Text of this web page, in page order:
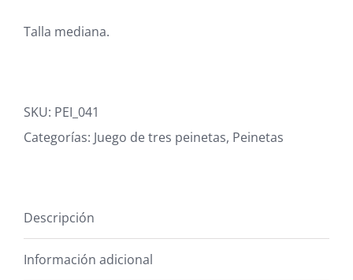
Talla mediana.
SKU: PEI_041
Categorías: Juego de tres peinetas, Peinetas
Descripción
Información adicional